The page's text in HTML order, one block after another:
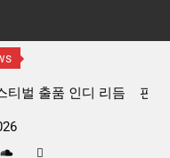
밴드’ 8월 26일(수) 개봉